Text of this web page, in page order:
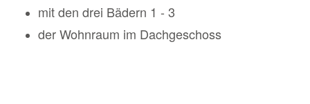
mit den drei Bädern 1 - 3
der Wohnraum im Dachgeschoss